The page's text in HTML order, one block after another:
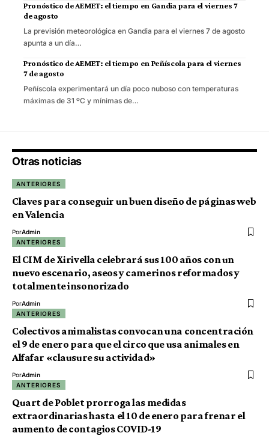
Pronóstico de AEMET: el tiempo en Gandia para el viernes 7
de agosto
La previsión meteorológica en Gandia para el viernes 7 de agosto
apunta a un día…
Pronóstico de AEMET: el tiempo en Peñíscola para el viernes
7 de agosto
Peñíscola experimentará un día poco nuboso con temperaturas
máximas de 31 ºC y mínimas de…
Otras noticias
ANTERIORES
Claves para conseguir un buen diseño de páginas web
en Valencia
PorAdmin
ANTERIORES
El CIM de Xirivella celebrará sus 100 años con un
nuevo escenario, aseos y camerinos reformados y
totalmente insonorizado
PorAdmin
ANTERIORES
Colectivos animalistas convocan una concentración
el 9 de enero para que el circo que usa animales en
Alfafar «clausure su actividad»
PorAdmin
ANTERIORES
Quart de Poblet prorroga las medidas
extraordinarias hasta el 10 de enero para frenar el
aumento de contagios COVID-19